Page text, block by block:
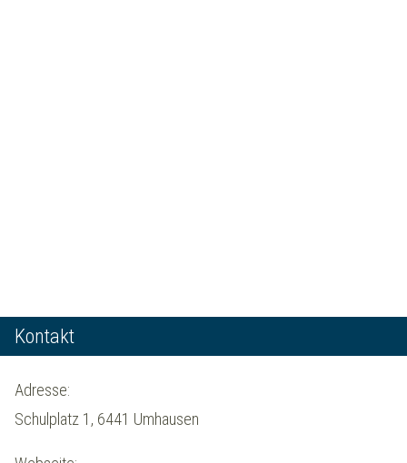
Kontakt
Adresse:
Schulplatz 1, 6441 Umhausen